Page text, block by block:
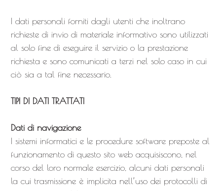
I dati personali forniti dagli utenti che inoltrano
richieste di invio di materiale informativo sono utilizzati
al solo fine di eseguire il servizio o la prestazione
richiesta e sono comunicati a terzi nel solo caso in cui
ciò sia a tal fine necessario.
TIPI DI DATI TRATTATI
Dati di navigazione
I sistemi informatici e le procedure software preposte al
funzionamento di questo sito web acquisiscono, nel
corso del loro normale esercizio, alcuni dati personali
la cui trasmissione è implicita nell’uso dei protocolli di